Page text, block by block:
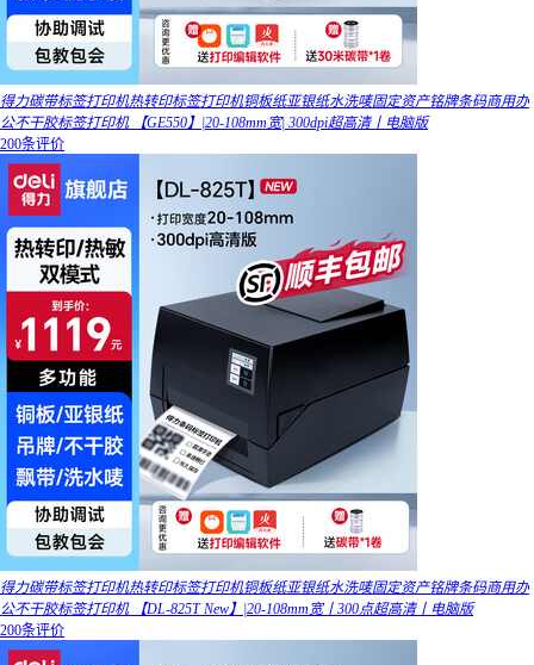
得力碳带标签打印机热转印标签打印机铜板纸亚银纸水洗唛固定资产铭牌条码商用办
公不干胶标签打印机 【GE550】|20-108mm宽| 300dpi超高清丨电脑版
200条评价
得力碳带标签打印机热转印标签打印机铜板纸亚银纸水洗唛固定资产铭牌条码商用办
公不干胶标签打印机 【DL-825T New】|20-108mm宽丨300点超高清丨电脑版
200条评价